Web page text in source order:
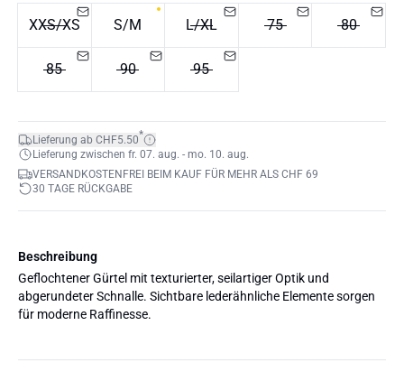
XXS/XS S/M L/XL 75 80
85 90 95
Lieferung ab CHF5.50*
Lieferung zwischen fr. 07. aug. - mo. 10. aug.
VERSANDKOSTENFREI BEIM KAUF FÜR MEHR ALS CHF 69
30 TAGE RÜCKGABE
Beschreibung
Geflochtener Gürtel mit texturierter, seilartiger Optik und
abgerundeter Schnalle. Sichtbare lederähnliche Elemente sorgen
für moderne Raffinesse.